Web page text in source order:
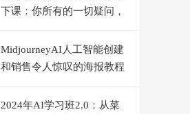
下课：你所有的一切疑问，
MidjourneyAI人工智能创建
和销售令人惊叹的海报教程
2024年AI学习班2.0：从菜